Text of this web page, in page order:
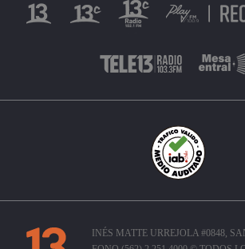
INÉS MATTE URREJOLA #0848,